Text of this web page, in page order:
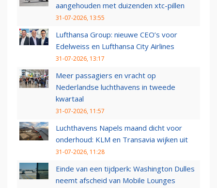
aangehouden met duizenden xtc-pillen
31-07-2026, 13:55
Lufthansa Group: nieuwe CEO’s voor
Edelweiss en Lufthansa City Airlines
31-07-2026, 13:17
Meer passagiers en vracht op
Nederlandse luchthavens in tweede
kwartaal
31-07-2026, 11:57
Luchthavens Napels maand dicht voor
onderhoud: KLM en Transavia wijken uit
31-07-2026, 11:28
Einde van een tijdperk: Washington Dulles
neemt afscheid van Mobile Lounges